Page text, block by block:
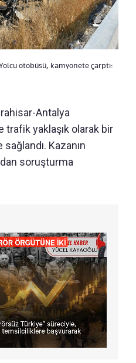
otobüsü, kamyonete çarptı:
Antalya
trafik yaklaşık olarak bir
Kazanın
soruşturma